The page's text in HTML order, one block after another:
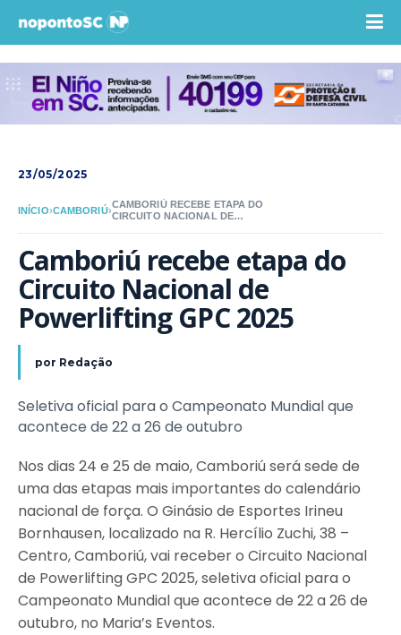
23/05/2025
INÍCIO›CAMBORIÚ›
CAMBORIÚ RECEBE ETAPA DO
CIRCUITO NACIONAL DE
Camboriú recebe etapa do
Circuito Nacional de
Powerlifting GPC 2025
por Redação
Seletiva oficial para o Campeonato Mundial que
acontece de 22 a 26 de outubro
Nos dias 24 e 25 de maio, Camboriú será sede de
uma das etapas mais importantes do calendário
nacional de força. O Ginásio de Esportes Irineu
Bornhausen, localizado na R. Hercílio Zuchi, 38 –
Centro, Camboriú, vai receber o Circuito Nacional
de Powerlifting GPC 2025, seletiva oficial para o
Campeonato Mundial que acontece de 22 a 26 de
outubro, no Maria’s Eventos.